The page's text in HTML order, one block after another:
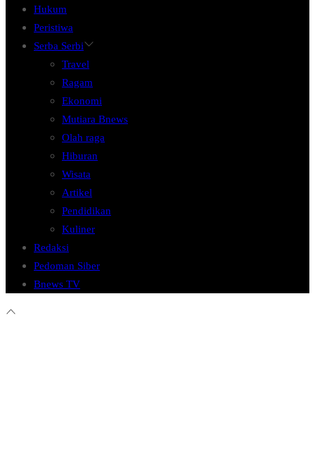
Hukum
Peristiwa
Serba Serbi
Travel
Ragam
Ekonomi
Mutiara Bnews
Olah raga
Hiburan
Wisata
Artikel
Pendidikan
Kuliner
Redaksi
Pedoman Siber
Bnews TV